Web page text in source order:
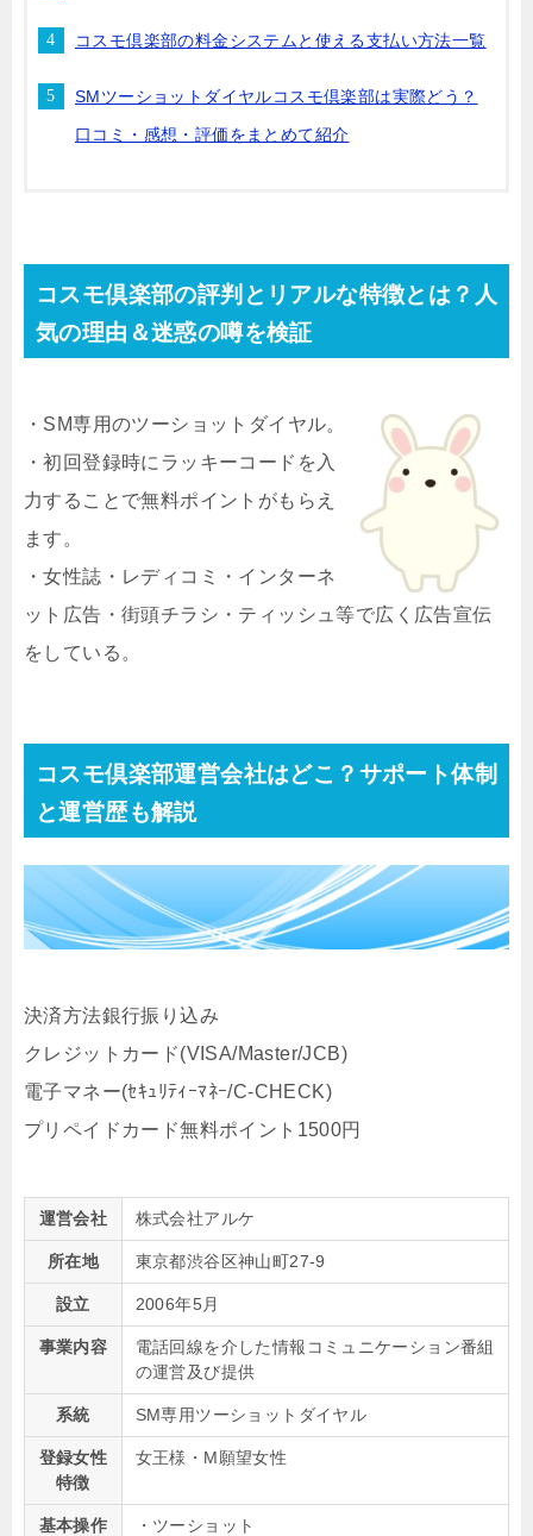
コスモ倶楽部の料金システムと使える支払い方法一覧
SMツーショットダイヤルコスモ倶楽部は実際どう？
口コミ・感想・評価をまとめて紹介
コスモ倶楽部の評判とリアルな特徴とは？人
気の理由＆迷惑の噂を検証
・SM専用のツーショットダイヤル。
・初回登録時にラッキーコードを入
力することで無料ポイントがもらえ
ます。
・女性誌・レディコミ・インターネ
ット広告・街頭チラシ・ティッシュ等で広く広告宣伝
をしている。
コスモ倶楽部運営会社はどこ？サポート体制
と運営歴も解説
決済方法銀行振り込み
クレジットカード(VISA/Master/JCB)
電子マネー(ｾｷｭﾘﾃｨｰﾏﾈｰ/C-CHECK)
プリペイドカード無料ポイント1500円
運営会社 株式会社アルケ
所在地 東京都渋谷区神山町27-9
設立 2006年5月
事業内容
電話回線を介した情報コミュニケーション番組
の運営及び提供
系統 SM専用ツーショットダイヤル
登録女性
特徴
女王様・М願望女性
基本操作
・ツーショット